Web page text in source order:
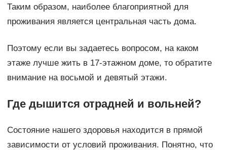
Таким образом, наиболее благоприятной для
проживания является центральная часть дома.
Поэтому если вы задаетесь вопросом, на каком
этаже лучше жить в 17-этажном доме, то обратите
внимание на восьмой и девятый этажи.
Где дышится отрадней и вольней?
Состояние нашего здоровья находится в прямой
зависимости от условий проживания. Понятно, что